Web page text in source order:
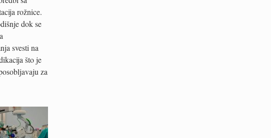
rožnice.
dok se
svesti na
što je
za